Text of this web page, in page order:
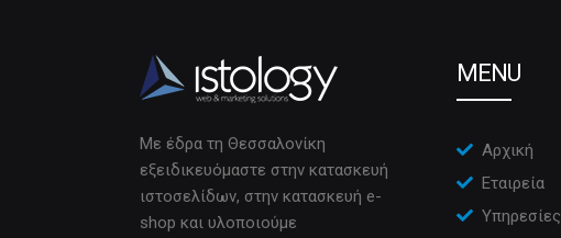
Με έδρα τη Θεσσαλονίκη
εξειδικευόμαστε στην κατασκευή
ιστοσελίδων, στην κατασκευή e-
shop και υλοποιούμε
MENU
Αρχική
Εταιρεία
Υπηρεσίες